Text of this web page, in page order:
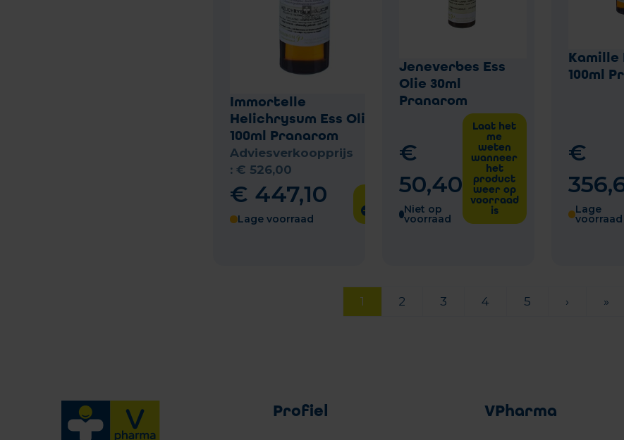
Immortelle
Helichrysum Ess Olie
100ml Pranarom
Adviesverkoopprijs
: € 526,00
€ 447,10
Lage voorraad
Jeneverbes Ess
Olie 30ml
Pranarom
€
50,40
Niet op
voorraad
Laat het
me
weten
wanneer
het
product
weer op
voorraad
is
Kamille
100ml
€
356,
Lage
voorraad
1 2 3 4 5 › »
Profiel VPharma